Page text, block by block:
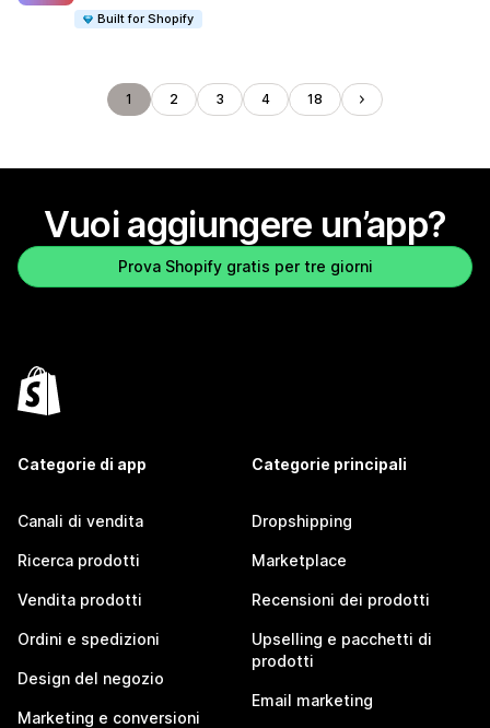
Built for Shopify
1 2 3 4 18
Vuoi aggiungere un’app?
Prova Shopify gratis per tre giorni
Categorie di app
Canali di vendita
Ricerca prodotti
Vendita prodotti
Ordini e spedizioni
Design del negozio
Marketing e conversioni
Categorie principali
Dropshipping
Marketplace
Recensioni dei prodotti
Upselling e pacchetti di
prodotti
Email marketing